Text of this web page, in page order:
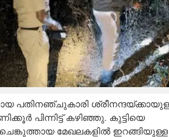
പതിനഞ്ചുകാരി
പിന്നിട്ട് കഴിഞ്ഞു. കുട്ടിയെ
മേഖലകളിൽ ഇറങ്ങിയുള്ള